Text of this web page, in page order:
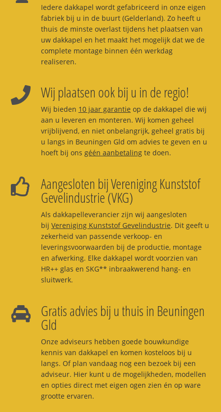
Iedere dakkapel wordt gefabriceerd in onze eigen
fabriek bij u in de buurt (Gelderland). Zo heeft u
thuis de minste overlast tijdens het plaatsen van
uw dakkapel en het maakt het mogelijk dat we de
complete montage binnen één werkdag
realiseren.
Wij plaatsen ook bij u in de regio!
Wij bieden 10 jaar garantie op de dakkapel die wij
aan u leveren en monteren. Wij komen geheel
vrijblijvend, en niet onbelangrijk, geheel gratis bij
u langs in Beuningen Gld om advies te geven en u
hoeft bij ons géén aanbetalingte doen.
Aangesloten bij Vereniging Kunststof
Gevelindustrie (VKG)
Als dakkapelleverancier zijn wij aangesloten
bij Vereniging Kunststof Gevelindustrie. Dit geeft u
zekerheid van passende verkoop- en
leveringsvoorwaarden bij de productie, montage
en afwerking. Elke dakkapel wordt voorzien van
HR++ glas en SKG** inbraakwerend hang- en
sluitwerk.
Gratis advies bij u thuis in Beuningen
Gld
Onze adviseurs hebben goede bouwkundige
kennis van dakkapel en komen kosteloos bij u
langs. Of plan vandaag nog een bezoek bij een
adviseur. Hier kunt u de mogelijkheden, modellen
en opties direct met eigen ogen zien én op ware
grootte ervaren.